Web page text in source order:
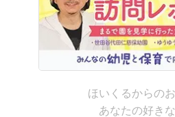
ほいくるからの
あなたの好き